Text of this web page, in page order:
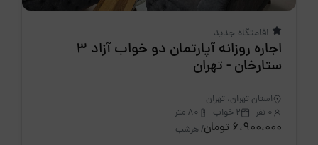
اقامتگاه جدید
اجاره روزانه آپارتمان دو خواب آزاد 3
ستارخان - تهران
استان تهران، تهران
0 نفر
2 خواب 80 متر
6،900،000 تومان / هرشب